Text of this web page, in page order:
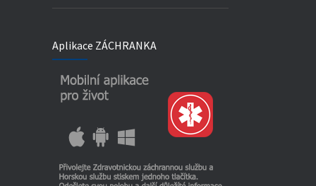
Aplikace ZÁCHRANKA